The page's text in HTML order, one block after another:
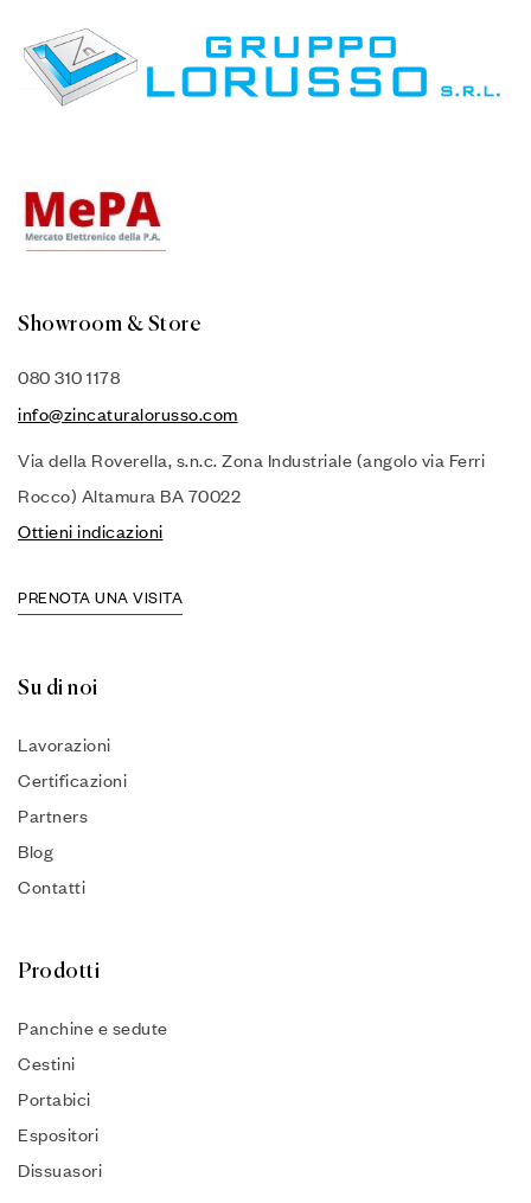
Showroom & Store
080 310 1178
info@zincaturalorusso.com
Via della Roverella, s.n.c. Zona Industriale (angolo via Ferri
Rocco) Altamura BA 70022
Ottieni indicazioni
PRENOTA UNA VISITA
Su di noi
Lavorazioni
Certificazioni
Partners
Blog
Contatti
Prodotti
Panchine e sedute
Cestini
Portabici
Espositori
Dissuasori